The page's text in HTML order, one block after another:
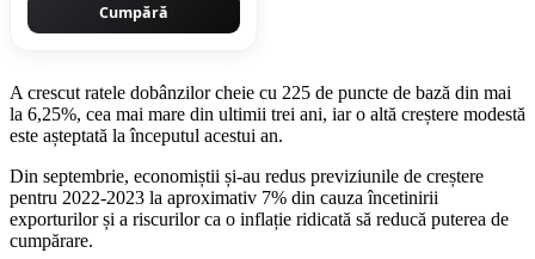
Cumpără
A crescut ratele dobânzilor cheie cu 225 de puncte de bază din mai
la 6,25%, cea mai mare din ultimii trei ani, iar o altă creștere modestă
este așteptată la începutul acestui an.
Din septembrie, economiștii și-au redus previziunile de creștere
pentru 2022-2023 la aproximativ 7% din cauza încetinirii
exporturilor și a riscurilor ca o inflație ridicată să reducă puterea de
cumpărare.